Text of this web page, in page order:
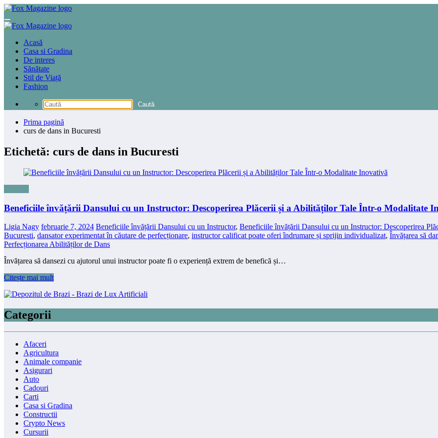
Sari
conținut
Acasă
Casa si Gradina
De interes
Sănătate
Stil de Viață
Fashion
Prima pagină
curs de dans in Bucuresti
Etichetă: curs de dans in Bucuresti
Beneficiile învățării Dansului cu un Instructor: Descoperirea Plăcerii și a Abilităților Tale Într-o Modalitate
Ligia Nagy februarie 7, 2024 Beneficiile învățării Dansului cu un Instructor, Beneficiile învățării Dansului cu un Instructor: Descoperirea
Bucuresti, dansator experimentat în căutare de perfecționare, instructor calificat poate oferi îndrumare și sprijin individualizat, Învățarea să
Perfecționarea Abilităților de Dans
Învățarea să dansezi cu ajutorul unui instructor poate fi o experiență extrem de benefică și…
Citește mai mult
Categorii
Afaceri
Agricultura
Animale companie
Asigurari
Auto
Cadouri
Carti
Casa si Gradina
Constructii
Crypto News
Cursurii